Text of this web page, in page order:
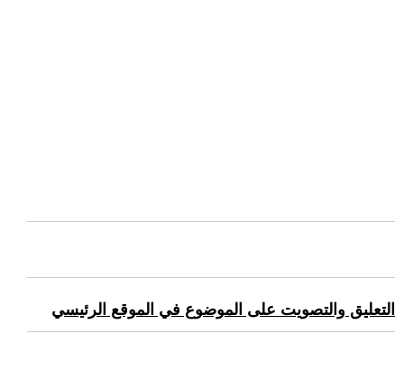
التعليق والتصويت على الموضوع في الموقع الرئيسي